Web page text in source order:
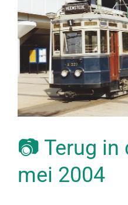
📷 Terug in
mei 2004